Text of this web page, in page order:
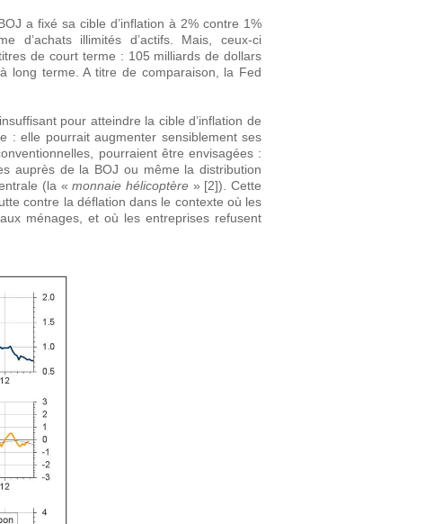
a fixé sa cible d’inflation à 2% contre 1%
d’achats illimités d’actifs. Mais, ceux-ci
de court terme : 105 milliards de dollars
long terme. A titre de comparaison, la Fed
pour atteindre la cible d’inflation de
: elle pourrait augmenter sensiblement ses
pourraient être envisagées :
auprès de la BOJ ou même la distribution
(la «monnaie hélicoptère » [2]). Cette
contre la déflation dans le contexte où les
ménages, et où les entreprises refusent